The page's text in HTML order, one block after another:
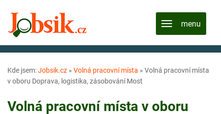
Kde jsem:Jobsik.cz » Volná pracovní místa » Volná pracovní místa
v oboru Doprava, logistika, zásobování Most
Volná pracovní místa v oboru